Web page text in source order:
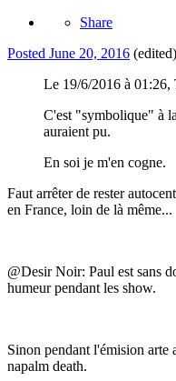
Share
Posted June 20, 2016 (edited)
Le 19/6/2016 à
C'est "symbolique" à
auraient pu.
En soi je m'en cogne.
Faut arrêter de rester
en France, loin de là même...
@Desir Noir: Paul est sans
humeur pendant les show.
Sinon pendant l'émision arte
napalm death.